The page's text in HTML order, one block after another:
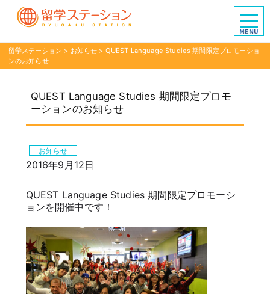
留学ステーション > お知らせ > QUEST Language Studies 期間限定プロモーショ
ンのお知らせ
QUEST Language Studies 期間限定プロモ
ーションのお知らせ
お知らせ
2016年9月12日
QUEST Language Studies 期間限定プロモーシ
ョンを開催中です！